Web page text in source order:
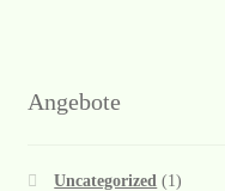
Angebote
Uncategorized (1)